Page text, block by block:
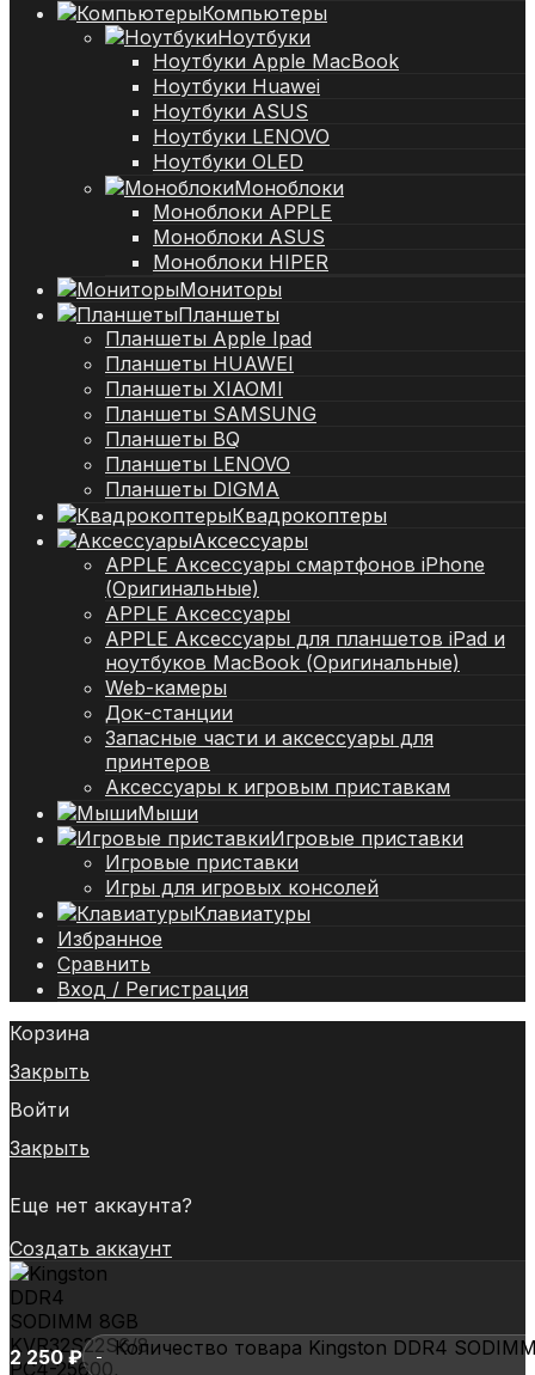
Компьютеры
Ноутбуки
Ноутбуки Apple MacBook
Ноутбуки Huawei
Ноутбуки ASUS
Ноутбуки LENOVO
Ноутбуки OLED
Моноблоки
Моноблоки APPLE
Моноблоки ASUS
Моноблоки HIPER
Мониторы
Планшеты
Планшеты Apple Ipad
Планшеты HUAWEI
Планшеты XIAOMI
Планшеты SAMSUNG
Планшеты BQ
Планшеты LENOVO
Планшеты DIGMA
Квадрокоптеры
Аксессуары
APPLE Аксессуары смартфонов iPhone
(Оригинальные)
APPLE Аксессуары
APPLE Аксессуары для планшетов iPad и
ноутбуков MacBook (Оригинальные)
Web-камеры
Док-станции
Запасные части и аксессуары для
принтеров
Аксессуары к игровым приставкам
Мыши
Игровые приставки
Игровые приставки
Игры для игровых консолей
Клавиатуры
Избранное
Сравнить
Вход / Регистрация
Корзина
Закрыть
Войти
Закрыть
Еще нет аккаунта?
Создать аккаунт
2 250₽ Количество товара Kingston DDR4